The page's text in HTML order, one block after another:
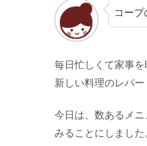
コー
毎日忙しくて家事
新しい料理のレパ
今日は、数あるメ
みることにしました